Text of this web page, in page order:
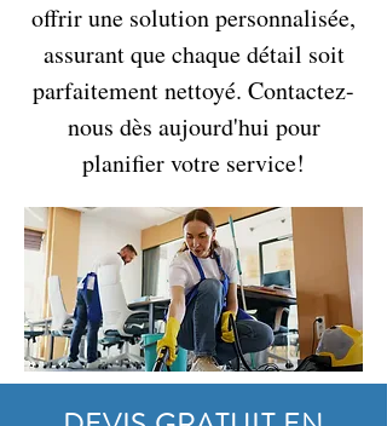
offrir une solution personnalisée,
assurant que chaque détail soit
parfaitement nettoyé. Contactez-
nous dès aujourd'hui pour
planifier votre service!